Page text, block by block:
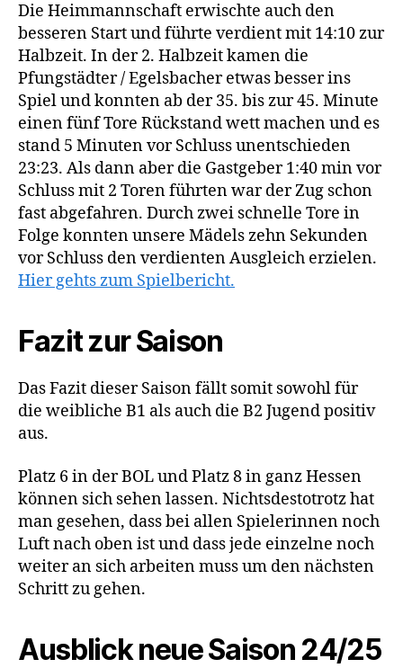
Die Heimmannschaft erwischte auch den
besseren Start und führte verdient mit 14:10 zur
Halbzeit. In der 2. Halbzeit kamen die
Pfungstädter / Egelsbacher etwas besser ins
Spiel und konnten ab der 35. bis zur 45. Minute
einen fünf Tore Rückstand wett machen und es
stand 5 Minuten vor Schluss unentschieden
23:23. Als dann aber die Gastgeber 1:40 min vor
Schluss mit 2 Toren führten war der Zug schon
fast abgefahren. Durch zwei schnelle Tore in
Folge konnten unsere Mädels zehn Sekunden
vor Schluss den verdienten Ausgleich erzielen.
Hier gehts zum Spielbericht.
Fazit zur Saison
Das Fazit dieser Saison fällt somit sowohl für
die weibliche B1 als auch die B2 Jugend positiv
aus.
Platz 6 in der BOL und Platz 8 in ganz Hessen
können sich sehen lassen. Nichtsdestotrotz hat
man gesehen, dass bei allen Spielerinnen noch
Luft nach oben ist und dass jede einzelne noch
weiter an sich arbeiten muss um den nächsten
Schritt zu gehen.
Ausblick neue Saison 24/25